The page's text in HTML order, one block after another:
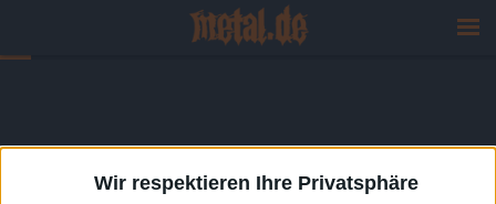
Wir respektieren Ihre Privatsphäre